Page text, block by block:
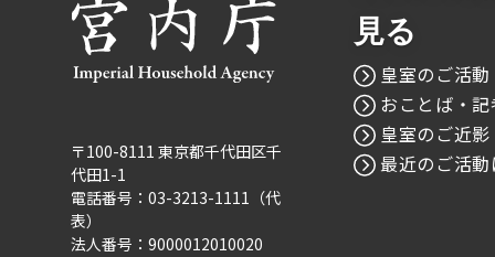
〒100-8111 東京都千代田区千
代田1-1
電話番号：03-3213-1111（代
表）
法人番号：9000012010020
見る
皇室のご活
おことば・
皇室のご近影
最近のご活